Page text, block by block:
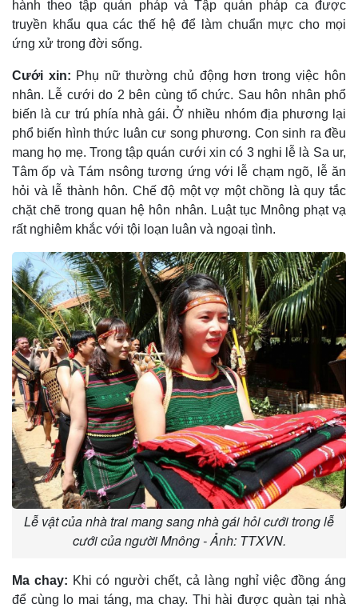
hành theo tập quán pháp và Tập quán pháp ca được
truyền khẩu qua các thế hệ để làm chuẩn mực cho mọi
ứng xử trong đời sống.
Cưới xin: Phụ nữ thường chủ động hơn trong việc hôn
nhân. Lễ cưới do 2 bên cùng tổ chức. Sau hôn nhân phổ
biến là cư trú phía nhà gái. Ở nhiều nhóm địa phương lại
phổ biến hình thức luân cư song phương. Con sinh ra đều
mang họ mẹ. Trong tập quán cưới xin có 3 nghi lễ là Sa ur,
Tâm ốp và Tám nsông tương ứng với lễ chạm ngõ, lễ ăn
hỏi và lễ thành hôn. Chế độ một vợ một chồng là quy tắc
chặt chẽ trong quan hệ hôn nhân. Luật tục Mnông phạt vạ
rất nghiêm khắc với tội loạn luân và ngoại tình.
Lễ vật của nhà trai mang sang nhà gái hỏi cưới trong lễ
cưới của người Mnông - Ảnh: TTXVN.
Ma chay: Khi có người chết, cả làng nghỉ việc đồng áng
để cùng lo mai táng, ma chay. Thi hài được quàn tại nhà